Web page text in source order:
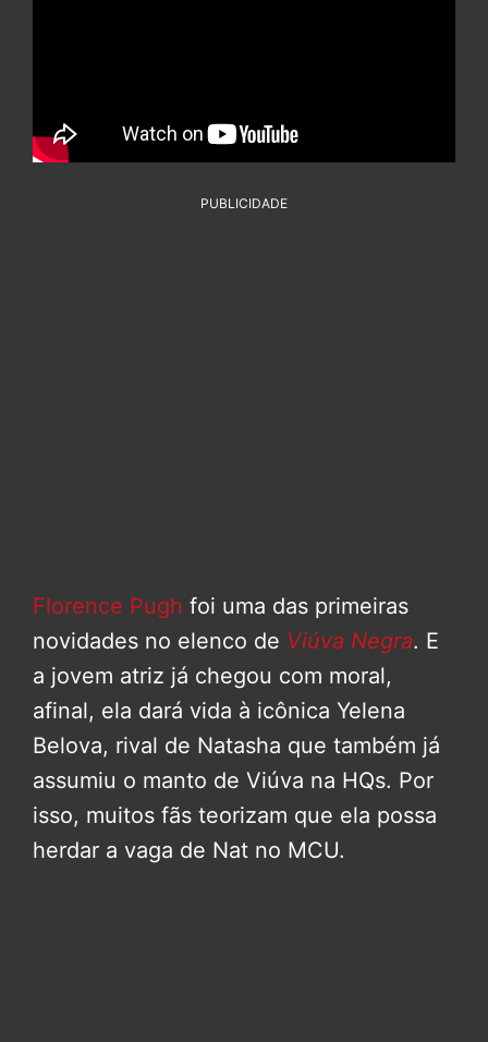
PUBLICIDADE
Florence Pugh foi uma das primeiras
novidades no elenco de Viúva Negra. E
a jovem atriz já chegou com moral,
afinal, ela dará vida à icônica Yelena
Belova, rival de Natasha que também já
assumiu o manto de Viúva na HQs. Por
isso, muitos fãs teorizam que ela possa
herdar a vaga de Nat no MCU.